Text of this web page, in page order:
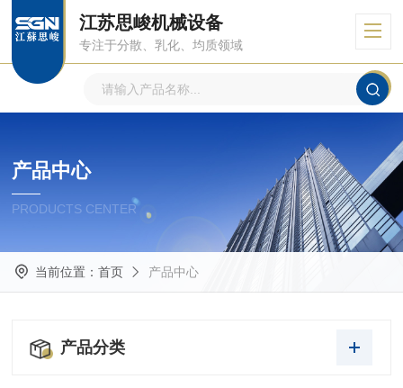
江苏思峻机械设备
专注于分散、乳化、均质领域
产品中心
PRODUCTS CENTER
当前位置： 首页 产品中心
产品分类